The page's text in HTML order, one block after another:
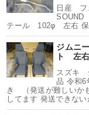
日産
SOUND
テール 102φ 左右 保
ジムニ
ト 左
スズキ
品 令和
き （発送が難しい
してます 発送できない